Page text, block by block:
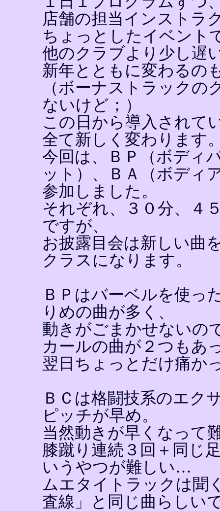
店舗の担当インストラ
ちょっとしたイベント
他のクラブより少し遅
新年とともに変わるの
（ボーナストラック
ないけど；）
この日から導入されて
全て新しく変わります
今回は、ＢＰ（ボディ
ット）、ＢＡ（ボディ
参加しました。
それぞれ、３０分、４
ですが、
お披露目会は新しい曲
クラスになります。
ＢＰはバーベルを使っ
りめの曲が多く、
動きがごまかせないの
カールの曲が２つもあ
翌日ちょっとだけ痛か
ＢＣは格闘技系のエク
ピッチが早め。
当然動きが早くなって
膝蹴り連続３回＋同じ
いうやつが難しい…
ムエタイトラックは聞
査線」と同じ曲らしい